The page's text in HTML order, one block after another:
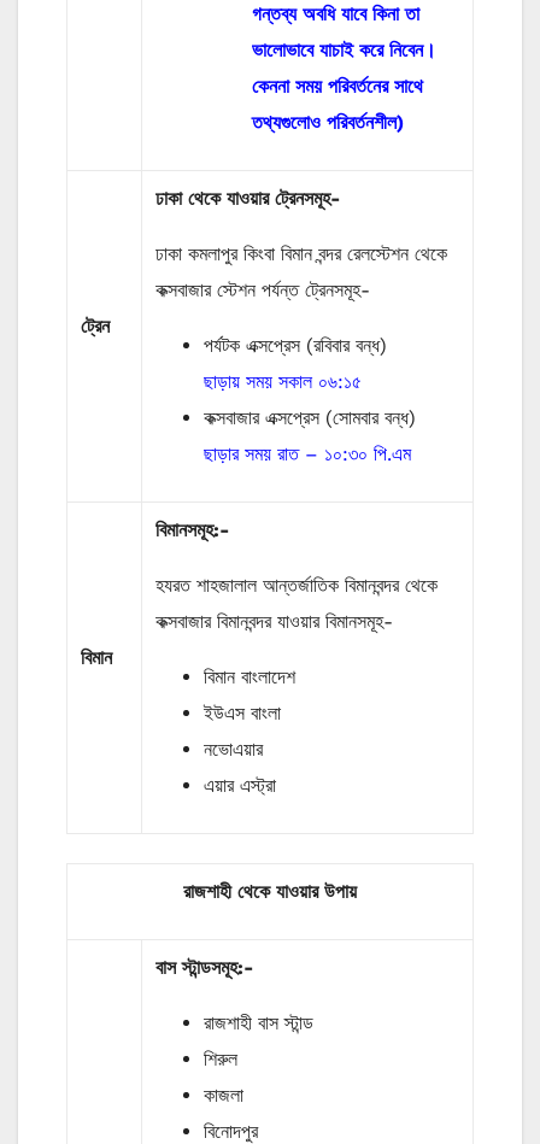
গন্তব্য অবধি যাবে কিনা তা
ভালোভাবে যাচাই করে নিবেন।
কেননা সময় পরিবর্তনের সাথে
তথ্যগুলোও পরিবর্তনশীল)
ট্রেন
ঢাকা থেকে যাওয়ার ট্রেনসমূহ-
ঢাকা কমলাপুর কিংবা বিমান বন্দর রেলস্টেশন থেকে
কক্সবাজার স্টেশন পর্যন্ত ট্রেনসমূহ-
পর্যটক এক্সপ্রেস (রবিবার বন্ধ)
ছাড়ায় সময় সকাল ০৬:১৫
কক্সবাজার এক্সপ্রেস (সোমবার বন্ধ)
ছাড়ার সময় রাত – ১০:৩০ পি.এম
বিমান
বিমানসমূহ:-
হযরত শাহজালাল আন্তর্জাতিক বিমানবন্দর থেকে
কক্সবাজার বিমানবন্দর যাওয়ার বিমানসমূহ-
বিমান বাংলাদেশ
ইউএস বাংলা
নভোএয়ার
এয়ার এস্ট্রা
রাজশাহী থেকে যাওয়ার উপায়
বাস স্টান্ডসমূহ:-
রাজশাহী বাস স্টান্ড
শিরুল
কাজলা
বিনোদপুর